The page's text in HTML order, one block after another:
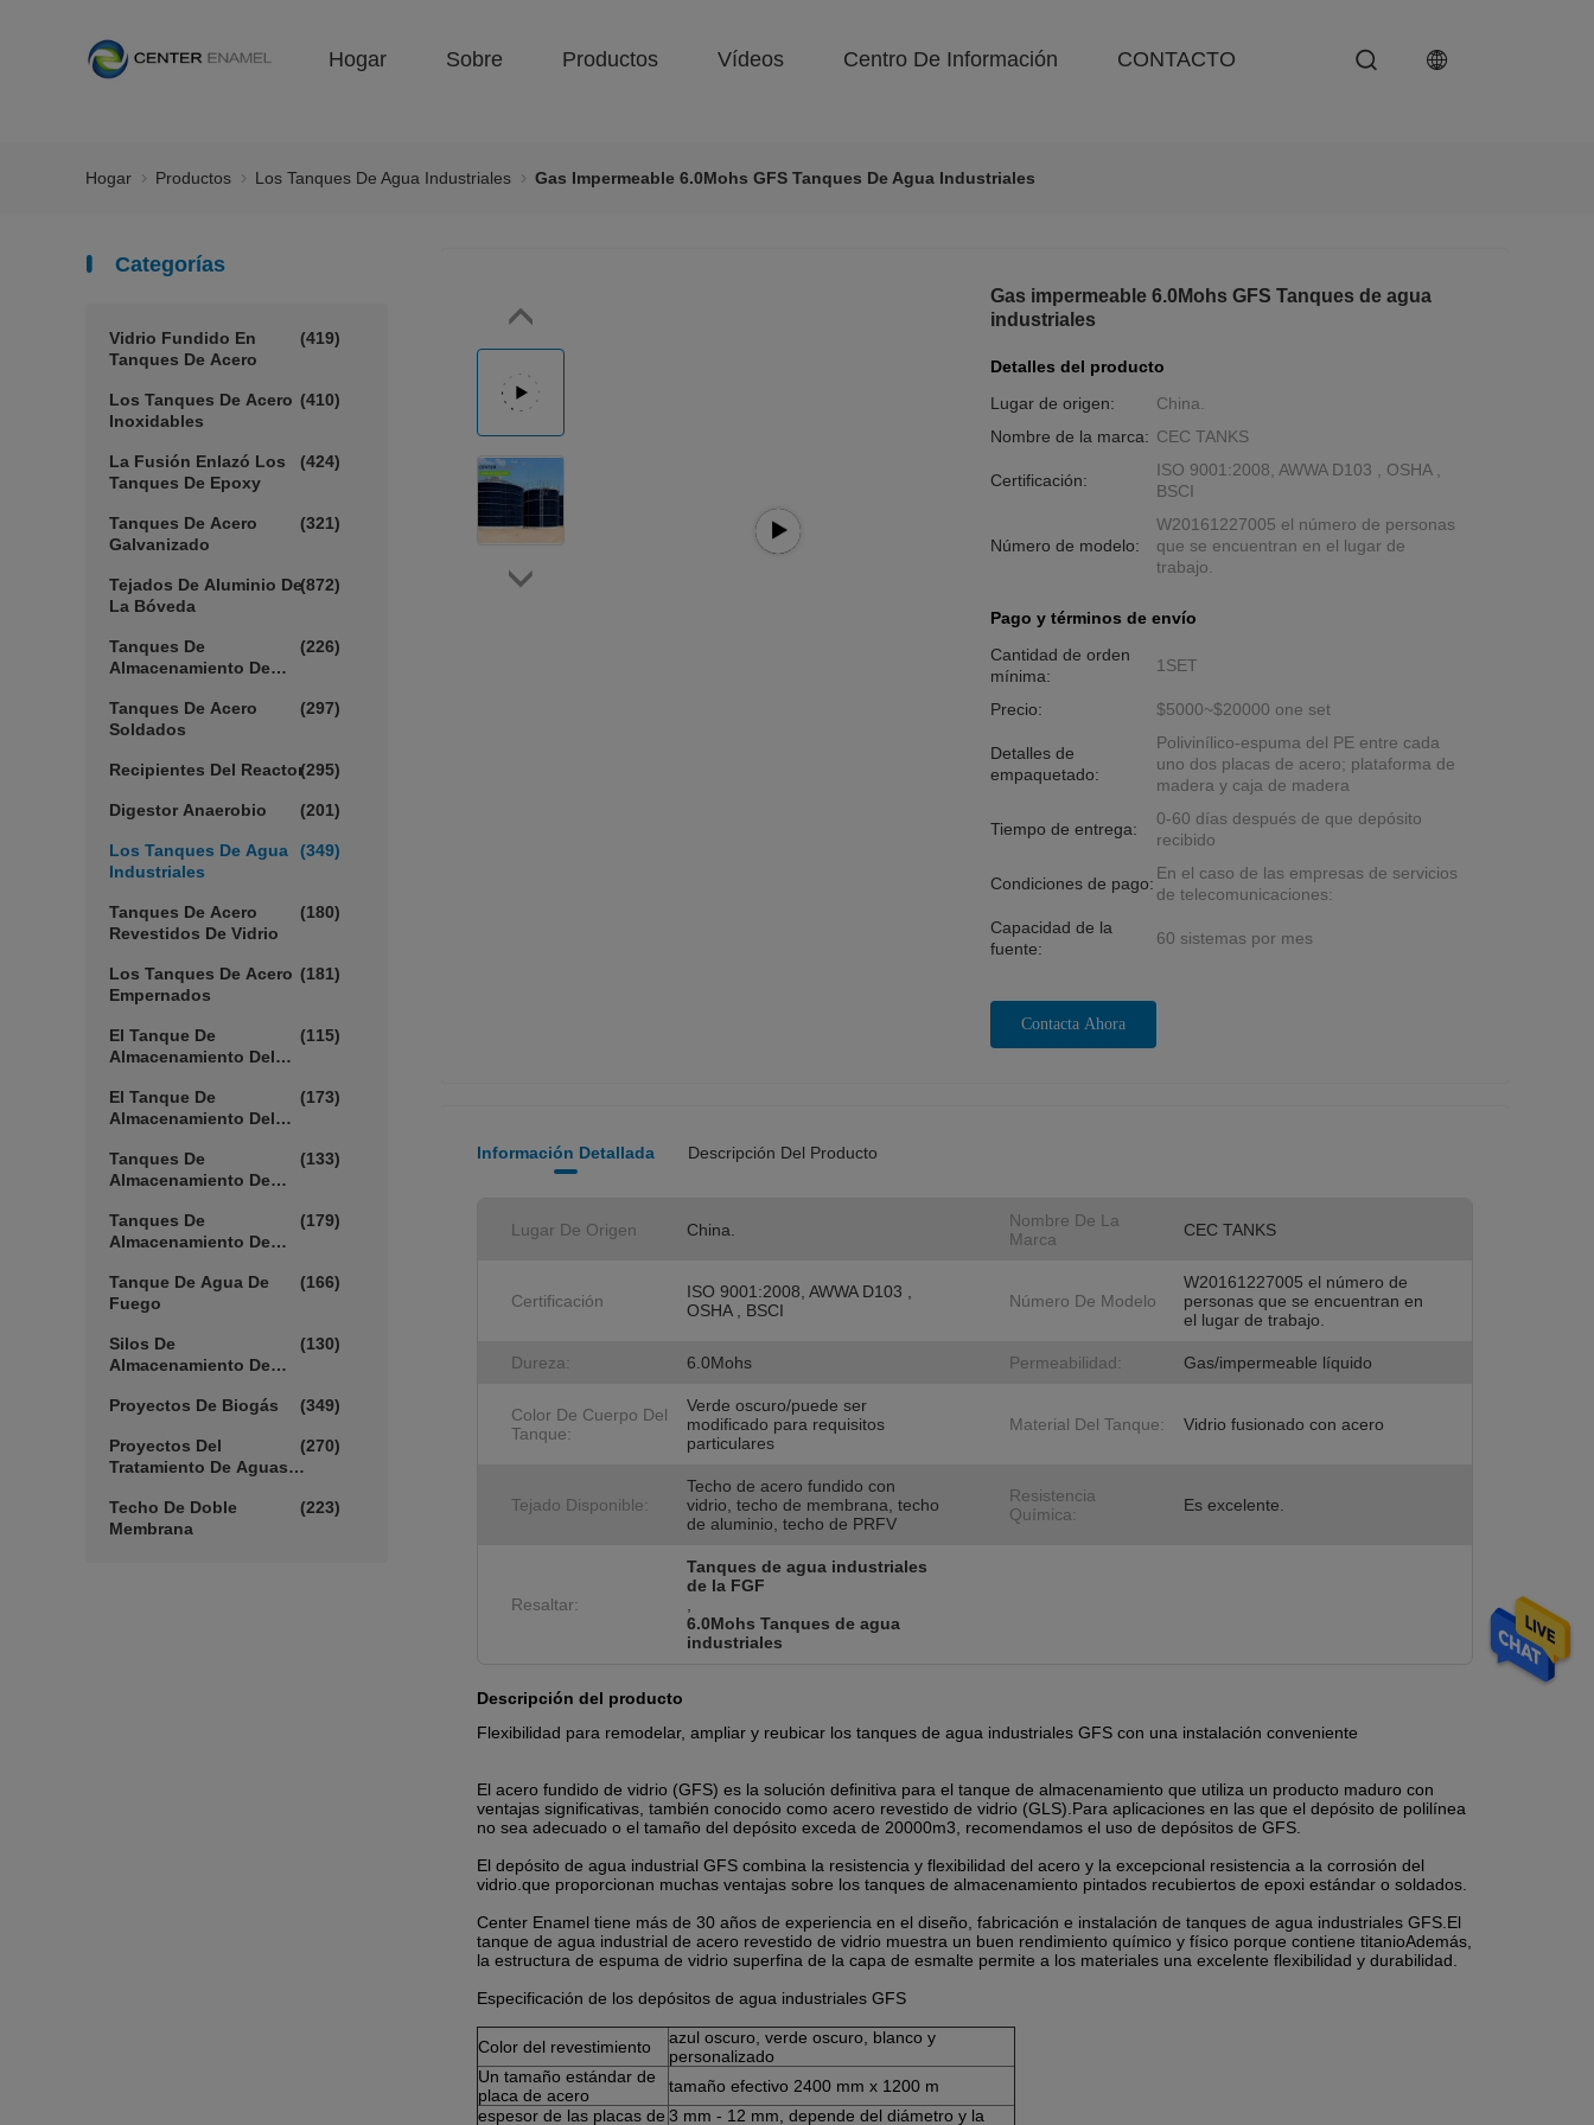
Hogar Sobre Productos Vídeos Centro De Información CONTACTO
Hogar Productos Los Tanques De Agua Industriales Gas Impermeable 6.0Mohs GFS Tanques De Agua Industriales
Categorías
Vidrio Fundido En
Tanques De Acero
(419)
Los Tanques De Acero
Inoxidables
(410)
La Fusión Enlazó Los
Tanques De Epoxy
(424)
Tanques De Acero
Galvanizado
(321)
Tejados De Aluminio De
La Bóveda
(872)
Tanques De
Almacenamiento De
(226)
Tanques De Acero
Soldados
(297)
Recipientes Del Reactor(295)
Digestor Anaerobio (201)
Los Tanques De Agua
Industriales
(349)
Tanques De Acero
Revestidos De Vidrio
(180)
Los Tanques De Acero
Empernados
(181)
El Tanque De
Almacenamiento Del
(115)
El Tanque De
Almacenamiento Del
(173)
Tanques De
Almacenamiento De
(133)
Tanques De
Almacenamiento De
(179)
Tanque De Agua De
Fuego
(166)
Silos De
Almacenamiento De
(130)
Proyectos De Biogás (349)
Proyectos Del
Tratamiento De Aguas
(270)
Techo De Doble
Membrana
(223)
Gas impermeable 6.0Mohs GFS Tanques de agua
industriales
Detalles del producto
Lugar de origen:
China.
Nombre de la marca: CEC TANKS
Certificación:
ISO 9001:2008, AWWA D103 , OSHA ,
BSCI
Número de modelo:
W20161227005 el número de personas
que se encuentran en el lugar de
trabajo.
Pago y términos de envío
Cantidad de orden
mínima:
1SET
Precio: $5000~$20000 one set
Detalles de
empaquetado:
Polivinílico-espuma del PE entre cada
uno dos placas de acero; plataforma de
madera y caja de madera
Tiempo de entrega:
0-60 días después de que depósito
recibido
Condiciones de pago:
En el caso de las empresas de servicios
de telecomunicaciones:
Capacidad de la
fuente:
60 sistemas por mes
Contacta Ahora
Información Detallada Descripción Del Producto
Lugar De Origen China.
Nombre De La
Marca
CEC TANKS
Certificación
ISO 9001:2008, AWWA D103 ,
OSHA , BSCI
Número De Modelo
W20161227005 el número de
personas que se encuentran en
el lugar de trabajo.
Dureza: 6.0Mohs Permeabilidad: Gas/impermeable líquido
Color De Cuerpo Del
Tanque:
Verde oscuro/puede ser
modificado para requisitos
particulares
Material Del Tanque: Vidrio fusionado con acero
Tejado Disponible:
Techo de acero fundido con
vidrio, techo de membrana, techo
de aluminio, techo de PRFV
Resistencia
Química:
Es excelente.
Resaltar:
Tanques de agua industriales
de la FGF
6.0Mohs Tanques de agua
industriales
Descripción del producto
Flexibilidad para remodelar, ampliar y reubicar los tanques de agua industriales GFS con una instalación conveniente
El acero fundido de vidrio (GFS) es la solución definitiva para el tanque de almacenamiento que utiliza un producto maduro con
ventajas significativas, también conocido como acero revestido de vidrio (GLS).Para aplicaciones en las que el depósito de polilínea
no sea adecuado o el tamaño del depósito exceda de 20000m3, recomendamos el uso de depósitos de GFS.
El depósito de agua industrial GFS combina la resistencia y flexibilidad del acero y la excepcional resistencia a la corrosión del
vidrio.que proporcionan muchas ventajas sobre los tanques de almacenamiento pintados recubiertos de epoxi estándar o soldados.
Center Enamel tiene más de 30 años de experiencia en el diseño, fabricación e instalación de tanques de agua industriales GFS.El
tanque de agua industrial de acero revestido de vidrio muestra un buen rendimiento químico y físico porque contiene titanioAdemás,
la estructura de espuma de vidrio superfina de la capa de esmalte permite a los materiales una excelente flexibilidad y durabilidad.
Especificación de los depósitos de agua industriales GFS
Color del revestimiento
azul oscuro, verde oscuro, blanco y
personalizado
Un tamaño estándar de
placa de acero
tamaño efectivo 2400 mm x 1200 m
espesor de las placas de 3 mm - 12 mm, depende del diámetro y la